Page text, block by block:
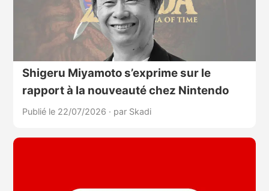
Shigeru Miyamoto s’exprime sur le
rapport à la nouveauté chez Nintendo
Publié le 22/07/2026 · par Skadi